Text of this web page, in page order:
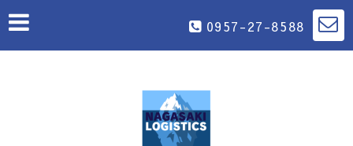
0957-27-8588